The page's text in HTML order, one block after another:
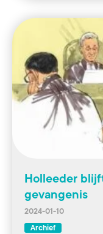
Holleeder
gevangenis
2024-01-10
Archief